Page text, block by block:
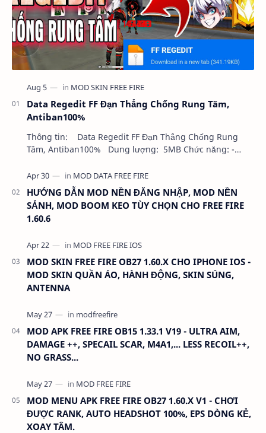
Data Regedit FF Đạn Thẳng Chống Rung Tâm,
Antiban100%
Thông tin: Data Regedit FF Đạn Thẳng Chống Rung
Tâm, Antiban100% Dung lượng: 5MB Chức năng: -
HƯỚNG DẪN MOD NỀN ĐĂNG NHẬP, MOD NỀN
SẢNH, MOD BOOM KEO TÙY CHỌN CHO FREE FIRE
1.60.6
MOD SKIN FREE FIRE OB27 1.60.X CHO IPHONE IOS -
MOD SKIN QUẦN ÁO, HÀNH ĐỘNG, SKIN SÚNG,
ANTENNA
MOD APK FREE FIRE OB15 1.33.1 V19 - ULTRA AIM,
DAMAGE ++, SPECAIL SCAR, M4A1,... LESS RECOIL++,
NO GRASS...
MOD MENU APK FREE FIRE OB27 1.60.X V1 - CHƠI
ĐƯỢC RANK, AUTO HEADSHOT 100%, EPS DÒNG KẺ,
XOAY TÂM.